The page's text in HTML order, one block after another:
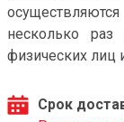
несколько
физических лиц
Срок